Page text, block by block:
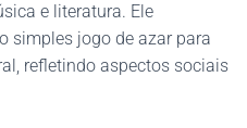
e literatura. Ele
simples jogo de azar para
refletindo aspectos sociais